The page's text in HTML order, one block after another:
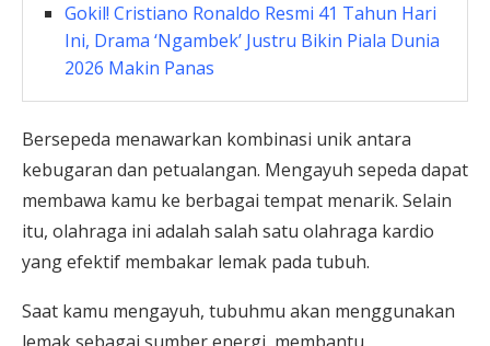
Gokil! Cristiano Ronaldo Resmi 41 Tahun Hari
Ini, Drama ‘Ngambek’ Justru Bikin Piala Dunia
2026 Makin Panas
Bersepeda menawarkan kombinasi unik antara
kebugaran dan petualangan. Mengayuh sepeda dapat
membawa kamu ke berbagai tempat menarik. Selain
itu, olahraga ini adalah salah satu olahraga kardio
yang efektif membakar lemak pada tubuh.
Saat kamu mengayuh, tubuhmu akan menggunakan